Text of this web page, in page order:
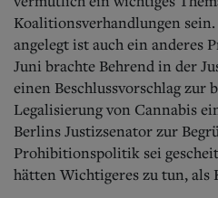
Koalitionsverhandlungen
angelegt ist auch ein anderes
Juni brachte Behrend in der
einen Beschlussvorschlag zur
Legalisierung von Cannabis
Berlins Justizsenator zur
Prohibitionspolitik sei
hätten Wichtigeres zu tun, als